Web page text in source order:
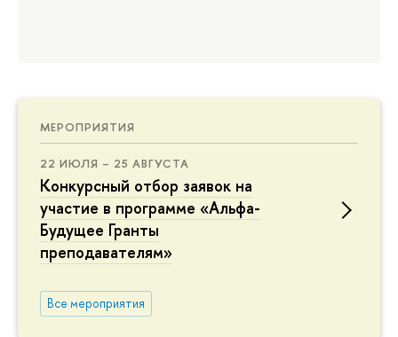
МЕРОПРИЯТИЯ
22 ИЮЛЯ – 25 АВГУСТА
Конкурсный отбор заявок на
участие в программе «Альфа-
Будущее Гранты
преподавателям»
Все мероприятия